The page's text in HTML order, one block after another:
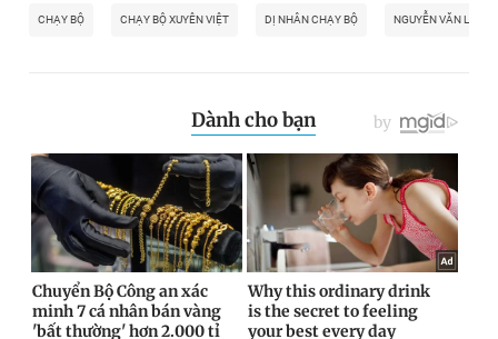
CHẠY BỘ CHẠY BỘ XUYÊN VIỆT DỊ NHÂN CHẠY BỘ NGUYỄN VĂN LONG